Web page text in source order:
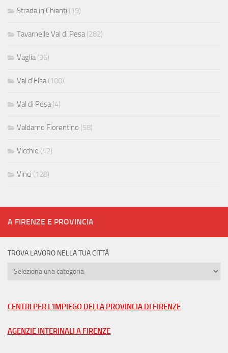
Strada in Chianti (19)
Tavarnelle Val di Pesa(282)
Vaglia(36)
Val d'Elsa(100)
Val di Pesa(4)
Valdarno Fiorentino (58)
Vicchio (42)
Vinci (128)
A FIRENZE E PROVINCIA
TROVA LAVORO NELLA TUA CITTÀ
Trova
tua
CENTRI PER L'IMPIEGO DELLA PROVINCIA DI FIRENZE
AGENZIE INTERINALI A FIRENZE